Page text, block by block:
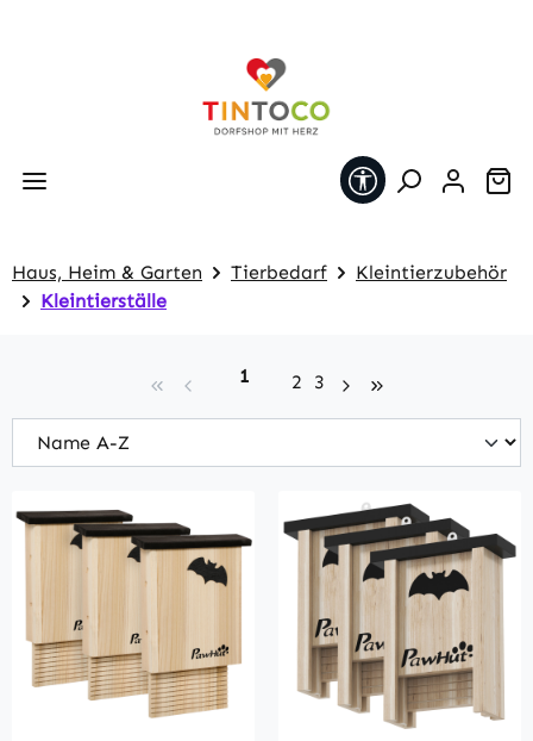
Werkzeugleiste
Haus, Heim & Garten Tierbedarf
Kleintierzubehör
Kleintierställe
Seite
1 Seite
2 Seite
3